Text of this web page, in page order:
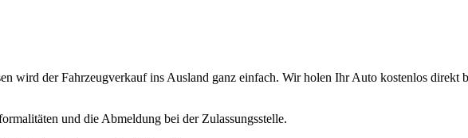
wird der Fahrzeugverkauf ins Ausland ganz einfach. Wir holen Ihr Auto kostenlos direkt
und die Abmeldung bei der Zulassungsstelle.